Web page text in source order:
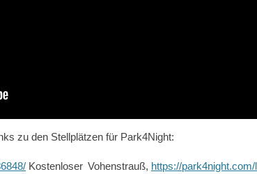
zu den Stellplätzen für Park4Night:
Kostenloser Vohenstrauß, https://